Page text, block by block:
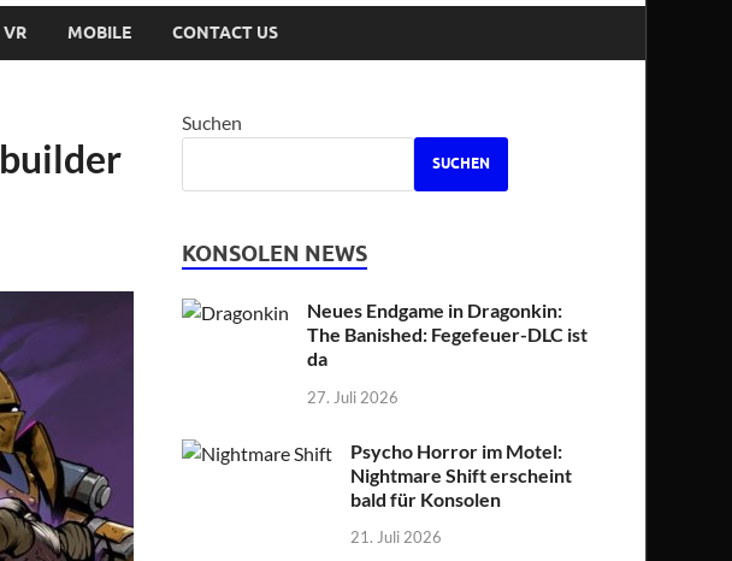
VR MOBILE CONTACT US
Suchen
SUCHEN
KONSOLEN NEWS
Neues Endgame in Dragonkin:
The Banished: Fegefeuer-DLC ist
da
27. Juli 2026
Psycho Horror im Motel:
Nightmare Shift erscheint
bald für Konsolen
21. Juli 2026